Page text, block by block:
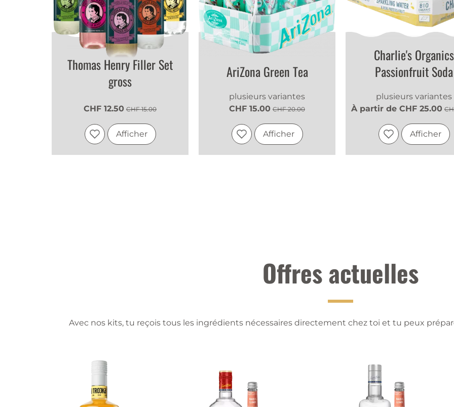
Thomas Henry Filler Set
gross
CHF 12.50 CHF 15.00
Afficher
AriZona Green Tea
plusieurs variantes
CHF 15.00 CHF 20.00
Afficher
Charlie's Organics
Passionfruit Soda
plusieurs variantes
À partir de CHF 25.00
Afficher
Offres actuelles
Avec nos kits, tu reçois tous les ingrédients nécessaires directement chez toi et tu peux